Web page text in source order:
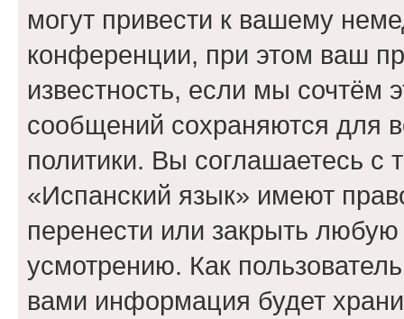
могут привести к вашему
конференции, при этом ваш
известность, если мы сочтём
сообщений сохраняются для
политики. Вы соглашаетесь
«Испанский язык» имеют
перенести или закрыть
усмотрению. Как
вами информация будет